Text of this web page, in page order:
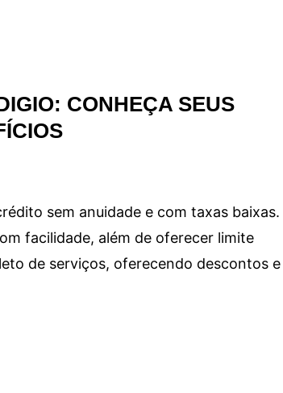
CONHEÇA SEUS
sem anuidade e com taxas baixas.
facilidade, além de oferecer limite
de serviços, oferecendo descontos e